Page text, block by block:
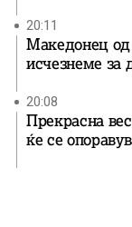
20:11
Македонец од
исчезнеме за
20:08
Прекрасна
ќе се